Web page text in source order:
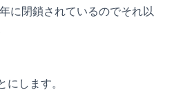
に閉鎖されているのでそれ以
にします。